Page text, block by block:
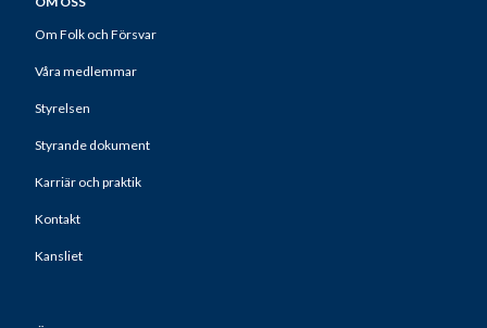
Om Folk och Försvar
Våra medlemmar
Styrelsen
Styrande dokument
Karriär och praktik
Kontakt
Kansliet